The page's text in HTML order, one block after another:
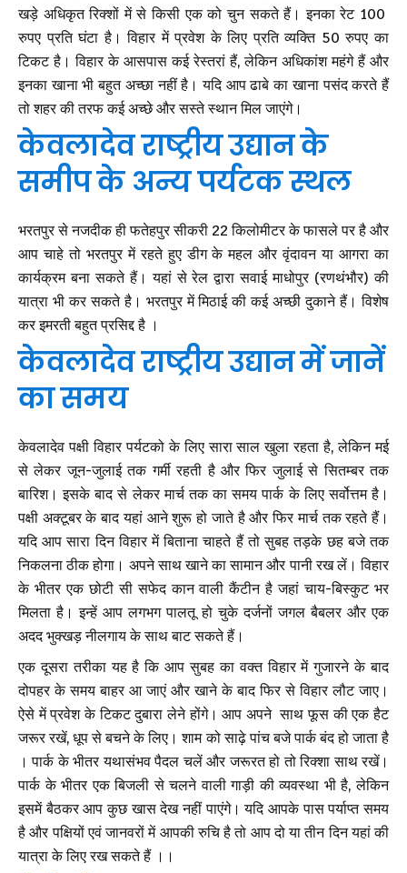
खड़े अधिकृत रिक्शों में से किसी एक को चुन सकते हैं। इनका रेट 100
रुपए प्रति घंटा है। विहार में प्रवेश के लिए प्रति व्यक्ति 50 रुपए का
टिकट है। विहार के आसपास कई रेस्तरां हैं, लेकिन अधिकांश महंगे हैं और
इनका खाना भी बहुत अच्छा नहीं है। यदि आप ढाबे का खाना पसंद करते हैं
तो शहर की तरफ कई अच्छे और सस्ते स्थान मिल जाएंगे।
केवलादेव राष्ट्रीय उद्यान के
समीप के अन्य पर्यटक स्थल
भरतपुर से नजदीक ही फतेहपुर सीकरी 22 किलोमीटर के फासले पर है और
आप चाहे तो भरतपुर में रहते हुए डीग के महल और वृंदावन या आगरा का
कार्यक्रम बना सकते हैं। यहां से रेल द्वारा सवाई माधोपुर (रणथंभौर) की
यात्रा भी कर सकते है। भरतपुर में मिठाई की कई अच्छी दुकाने हैं। विशेष
कर इमरती बहुत प्रसिद्द है ।
केवलादेव राष्ट्रीय उद्यान में जानें
का समय
केवलादेव पक्षी विहार पर्यटको के लिए सारा साल खुला रहता है, लेकिन मई
से लेकर जून-जुलाई तक गर्मी रहती है और फिर जुलाई से सितम्बर तक
बारिश। इसके बाद से लेकर मार्च तक का समय पार्क के लिए सर्वोत्तम है।
पक्षी अक्टूबर के बाद यहां आने शुरू हो जाते है और फिर मार्च तक रहते हैं।
यदि आप सारा दिन विहार में बिताना चाहते हैं तो सुबह तड़के छह बजे तक
निकलना ठीक होगा। अपने साथ खाने का सामान और पानी रख लें। विहार
के भीतर एक छोटी सी सफेद कान वाली कैंटीन है जहां चाय-बिस्कुट भर
मिलता है। इन्हें आप लगभग पालतू हो चुके दर्जनों जगल बैबलर और एक
अदद भुक्खड़ नीलगाय के साथ बाट सकते हैं।
एक दूसरा तरीका यह है कि आप सुबह का वक्त विहार में गुजारने के बाद
दोपहर के समय बाहर आ जाएं और खाने के बाद फिर से विहार लौट जाए।
ऐसे में प्रवेश के टिकट दुबारा लेने होंगे। आप अपने साथ फूस की एक हैट
जरूर रखें, धूप से बचने के लिए। शाम को साढ़े पांच बजे पार्क बंद हो जाता है
। पार्क के भीतर यथासंभव पैदल चलें और जरूरत हो तो रिक्शा साथ रखें।
पार्क के भीतर एक बिजली से चलने वाली गाड़ी की व्यवस्था भी है, लेकिन
इसमें बैठकर आप कुछ खास देख नहीं पाएंगे। यदि आपके पास पर्याप्त समय
है और पक्षियों एवं जानवरों में आपकी रुचि है तो आप दो या तीन दिन यहां की
यात्रा के लिए रख सकते हैं ।।